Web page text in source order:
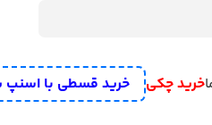
خرید چکی خرید قسطی با اسنپ